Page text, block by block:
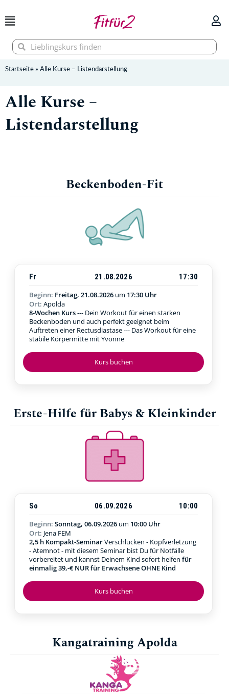
Inhalt
springen
SucheSuche
Startseite » Alle Kurse – Listendarstellung
Alle Kurse –
Listendarstellung
Beckenboden-Fit
Kurs buchen
Fr 21.08.2026
17:30
Beginn: Freitag, 21.08.2026 um 17:30 Uhr
Ort: Apolda
8-Wochen Kurs--- Dein Workout für einen starken
Beckenboden und auch perfekt geeignet beim
Auftreten einer Rectusdiastase --- Das Workout für eine
stabile Körpermitte mit Yvonne
Erste-Hilfe für Babys & Kleinkinder
Kurs buchen
So 06.09.2026
10:00
Beginn: Sonntag, 06.09.2026 um 10:00 Uhr
Ort: Jena FEM
2,5 h Kompakt-SeminarVerschlucken - Kopfverletzung
- Atemnot - mit diesem Seminar bist Du für Notfälle
vorbereitet und kannst Deinem Kind sofort helfen für
einmalig 39,-€ NUR für Erwachsene OHNE Kind
Kangatraining Apolda